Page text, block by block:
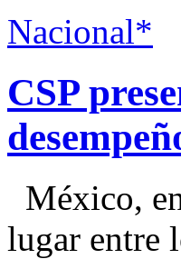
Nacional*
CSP
México,
lugar entre